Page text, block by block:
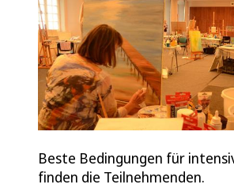
Beste Bedingungen für
finden die Teilnehmenden.